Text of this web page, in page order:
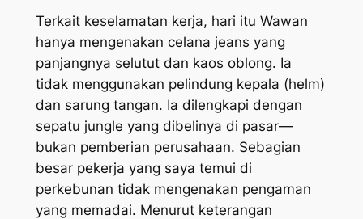
Terkait keselamatan kerja, hari itu Wawan
hanya mengenakan celana jeans yang
panjangnya selutut dan kaos oblong. Ia
tidak menggunakan pelindung kepala (helm)
dan sarung tangan. Ia dilengkapi dengan
sepatu jungle yang dibelinya di pasar—
bukan pemberian perusahaan. Sebagian
besar pekerja yang saya temui di
perkebunan tidak mengenakan pengaman
yang memadai. Menurut keterangan